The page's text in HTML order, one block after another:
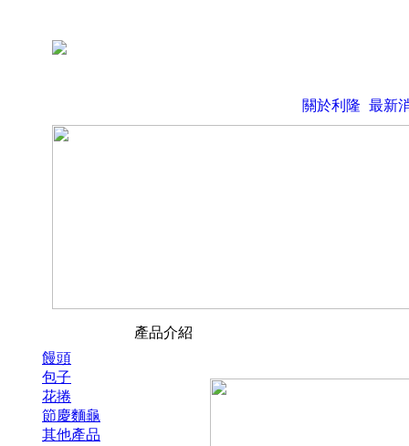
關於利隆 最新
產品介紹
饅頭
包子
花捲
節慶麵龜
其他產品